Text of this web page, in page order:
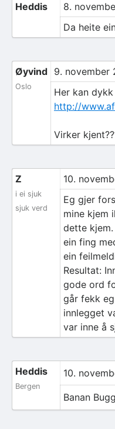
Heddis
8.
Da heite
Øyvind
Oslo
9. november
Her kan
http://
Virker
Z
i ei sjuk
sjuk verd
10.
Eg gjer
mine kjem
dette
ein fing
ein
Resultat:
gode ord
går fekk
innlegget
var inne å
Heddis
Bergen
10.
Banan